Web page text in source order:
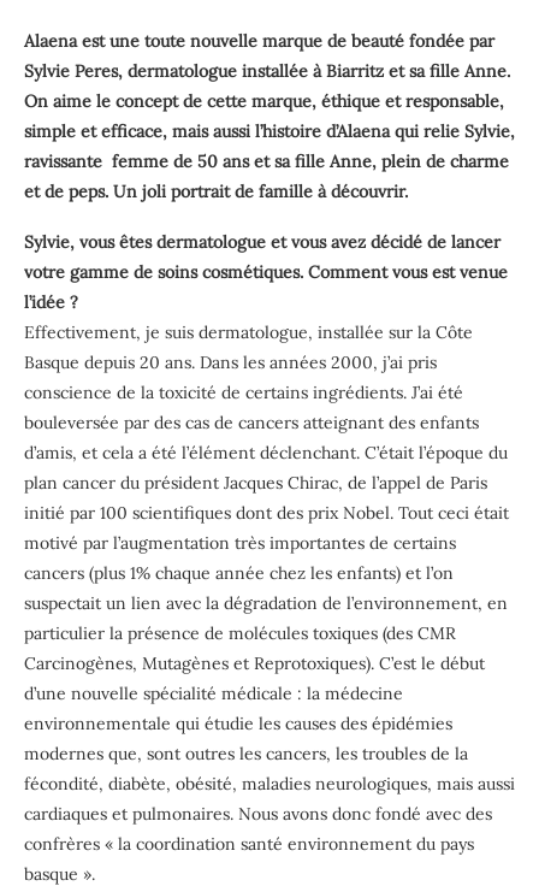
Alaena est une toute nouvelle marque de beauté fondée par
Sylvie Peres, dermatologue installée à Biarritz et sa fille Anne.
On aime le concept de cette marque, éthique et responsable,
simple et efficace, mais aussi l’histoire d’Alaena qui relie Sylvie,
ravissante femme de 50 ans et sa fille Anne, plein de charme
etde peps. Un joli portrait de famille à découvrir.
Sylvie, vous êtes dermatologue et vous avez décidé de lancer
votre gamme de soins cosmétiques. Comment vous est venue
l’idée ?
Effectivement, je suis dermatologue, installée sur la Côte
Basque depuis 20 ans. Dans les années 2000, j’ai pris
conscience de la toxicité de certains ingrédients. J’ai été
bouleversée par des cas de cancers atteignant des enfants
d’amis, et cela a été l’élément déclenchant. C’était l’époque du
plan cancer du président Jacques Chirac, de l’appel de Paris
initié par 100 scientifiques dont des prix Nobel. Tout ceci était
motivé par l’augmentation très importantes de certains
cancers (plus 1% chaque année chez les enfants) et l’on
suspectait un lien avec la dégradation de l’environnement, en
particulier la présence de molécules toxiques (des CMR
Carcinogènes, Mutagènes et Reprotoxiques). C’est le début
d’une nouvelle spécialité médicale : la médecine
environnementale qui étudie les causes des épidémies
modernes que, sont outres les cancers, les troubles de la
fécondité, diabète, obésité, maladies neurologiques, mais aussi
cardiaques et pulmonaires. Nous avons donc fondé avec des
confrères « la coordination santé environnement du pays
basque ».